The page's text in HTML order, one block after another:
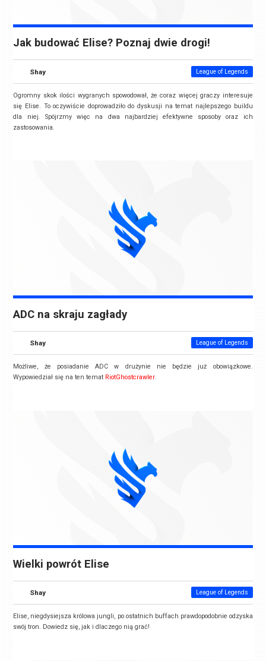
Jak budować Elise? Poznaj dwie drogi!
Shay League of Legends
Ogromny skok ilości wygranych spowodował, że coraz więcej graczy interesuje
się Elise. To oczywiście doprowadziło do dyskusji na temat najlepszego buildu
dla niej. Spójrzmy więc na dwa najbardziej efektywne sposoby oraz ich
zastosowania.
ADC na skraju zagłady
Shay League of Legends
Możliwe, że posiadanie ADC w drużynie nie będzie już obowiązkowe.
Wypowiedział się na ten temat RiotGhostcrawler.
Wielki powrót Elise
Shay League of Legends
Elise, niegdysiejsza królowa jungli, po ostatnich buffach prawdopodobnie odzyska
swój tron. Dowiedz się, jak i dlaczego nią grać!